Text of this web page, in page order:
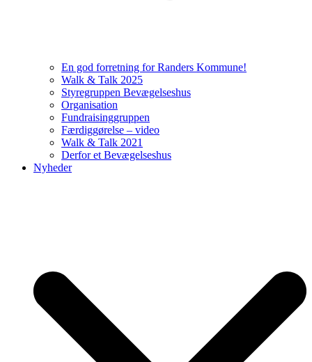
En god forretning for Randers Kommune!
Walk & Talk 2025
Styregruppen Bevægelseshus
Organisation
Fundraisinggruppen
Færdiggørelse – video
Walk & Talk 2021
Derfor et Bevægelseshus
Nyheder